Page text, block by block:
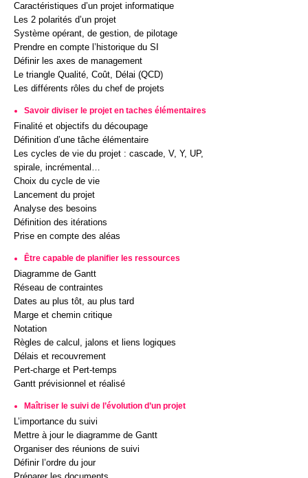
Caractéristiques d’un projet informatique
Les 2 polarités d’un projet
Système opérant, de gestion, de pilotage
Prendre en compte l’historique du SI
Définir les axes de management
Le triangle Qualité, Coût, Délai (QCD)
Les différents rôles du chef de projets
Savoir diviser le projet en taches élémentaires
Finalité et objectifs du découpage
Définition d’une tâche élémentaire
Les cycles de vie du projet : cascade, V, Y, UP,
spirale, incrémental…
Choix du cycle de vie
Lancement du projet
Analyse des besoins
Définition des itérations
Prise en compte des aléas
Être capable de planifier les ressources
Diagramme de Gantt
Réseau de contraintes
Dates au plus tôt, au plus tard
Marge et chemin critique
Notation
Règles de calcul, jalons et liens logiques
Délais et recouvrement
Pert-charge et Pert-temps
Gantt prévisionnel et réalisé
Maîtriser le suivi de l’évolution d’un projet
L’importance du suivi
Mettre à jour le diagramme de Gantt
Organiser des réunions de suivi
Définir l’ordre du jour